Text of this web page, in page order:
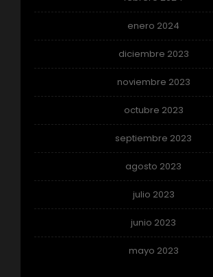
enero 2024
diciembre 2023
noviembre 2023
octubre 2023
septiembre 2023
agosto 2023
julio 2023
junio 2023
mayo 2023